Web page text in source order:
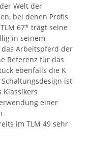
Welt der
bei denen Profis
67* trägt seine
in seinem
Arbeitspferd der
Referenz für das
ebenfalls die K
ist
Klassikers
einer
im TLM 49 sehr